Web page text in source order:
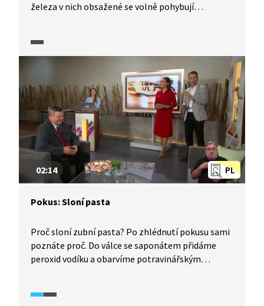
železa v nich obsažené se volně pohybují
výroba železa a jeho biochemický význam.
PL
02:14
Pokus: Sloní pasta
Proč sloní zubní pasta? Po zhlédnutí pokusu sami
poznáte proč. Do válce se saponátem přidáme
peroxid vodíku a obarvíme potravinářským
Dochází k bouřlivé exotermní reakci.